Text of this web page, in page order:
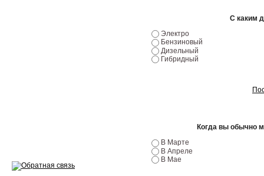
С каким
Электро
Бензиновый
Дизельный
Гибридный
Когда вы обычно
В Марте
В Апреле
В Мае